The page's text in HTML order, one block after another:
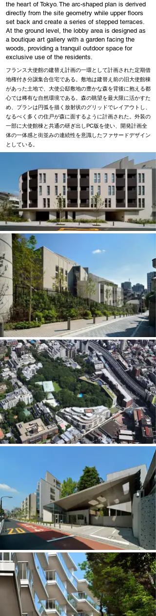
the heart of Tokyo. The arc-shaped plan is derived
directly from the site geometry while upper floors
set back and create a series of stepped terraces.
At the ground level, the lobby area is designed as
a boutique art gallery with a garden facing the
woods, providing a tranquil outdoor space for
exclusive use of the residents.
フランス大使館の建替え計画の一環として計画された定期借
地権付き分譲集合住宅である。敷地は建替え前の旧大使館棟
があった土地で、大使公邸敷地の豊かな森を背後に抱える都
心では稀有な自然環境である。森の眺望を最大限に活かすた
め、プランは円弧を描く放射状のグリッドでレイアウトし、
なるべく多くの住戸が森に面するように計画された。外装の
一部に大使館棟と共通の研ぎ出しPC版を使い、開発計画全
体の一体感と街並みの連続性を意識したファサードデザイン
としている。